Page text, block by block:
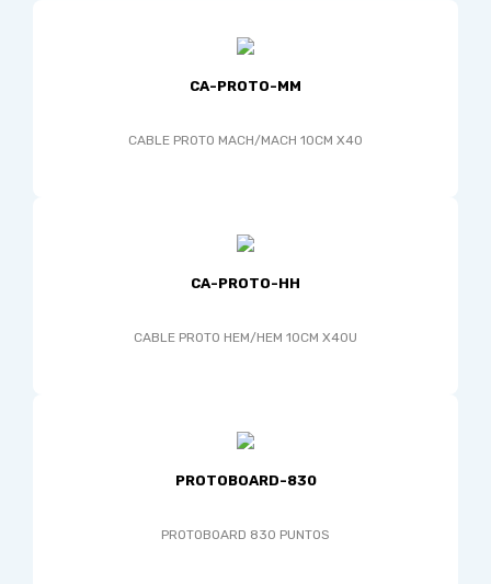
CA-PROTO-MM
CABLE PROTO MACH/MACH 10CM X40
CA-PROTO-HH
CABLE PROTO HEM/HEM 10CM X40U
PROTOBOARD-830
PROTOBOARD 830 PUNTOS